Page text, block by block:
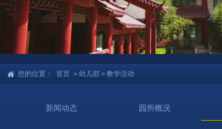
您的位置： 首页 >幼儿部 >教学活动
新闻动态 园所概况